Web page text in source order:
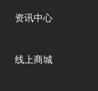
精准农业
数字施工
智慧交通
投资者关系
申请成为伙伴
资讯中心
线上商城